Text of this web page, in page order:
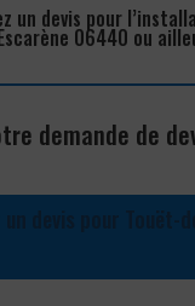
un devis pour
06440 ou
demande de